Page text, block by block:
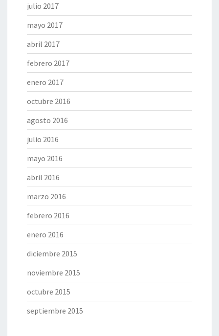
julio 2017
mayo 2017
abril 2017
febrero 2017
enero 2017
octubre 2016
agosto 2016
julio 2016
mayo 2016
abril 2016
marzo 2016
febrero 2016
enero 2016
diciembre 2015
noviembre 2015
octubre 2015
septiembre 2015